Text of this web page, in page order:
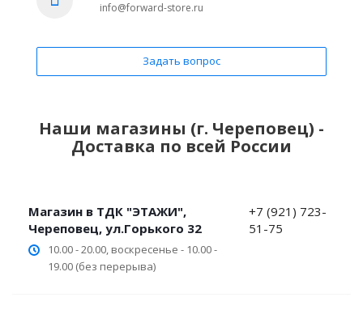
info@forward-store.ru
Задать вопрос
Наши магазины (г. Череповец) -
Доставка по всей России
Магазин в ТДК "ЭТАЖИ",
Череповец, ул.Горького 32
10.00 - 20.00, воскресенье - 10.00 -
19.00 (без перерыва)
+7 (921) 723-
51-75